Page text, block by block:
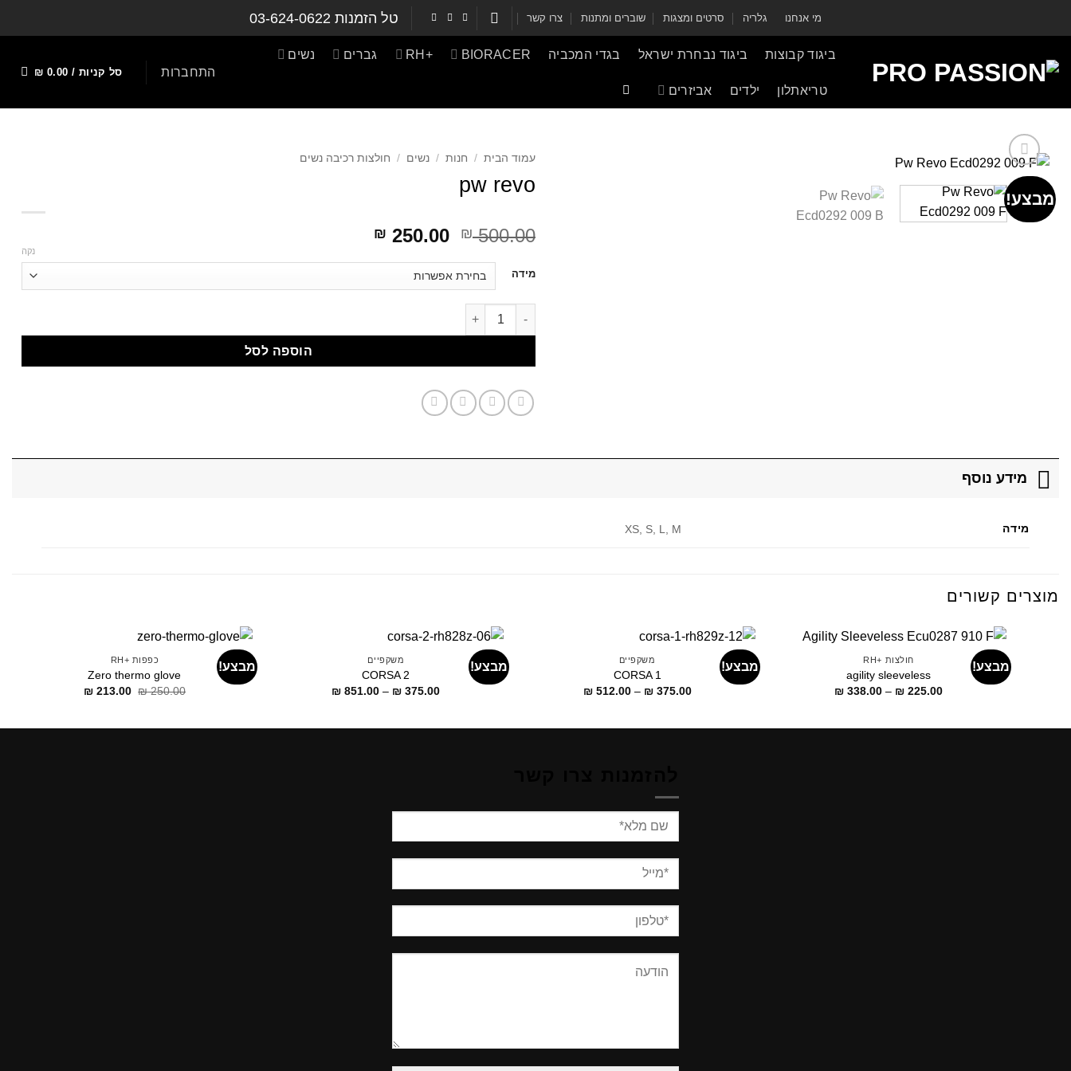
מי אנחנו גלריה סרטים ומצגות שוברים ומתנות צרו קשר טל הזמנות 03-624-0622
ביגוד קבוצות ביגוד נבחרת ישראל בגדי המכביה BIORACER
+RH גברים נשים
טריאתלון ילדים אביזרים
התחברות סל קניות / ₪ 0.00
מבצע!
עמוד הבית / חנות / נשים / חולצות רכיבה נשים
pw revo
₪500.00
דילוג
₪ 250.00
מידה
נקה
דילוג לתוכן
הוספה לסל
מידע נוסף
מידה XS, S, L, M
מוצרים קשורים
מבצע! חולצות +RH
agility sleeveless
₪ 225.00
–
₪ 338.00
דילוג
מבצע! משקפיים
CORSA 1
₪375.00
–
₪512.00
מבצע! משקפיים
CORSA 2
₪ 375.00
–
₪ 851.00
דילוג
מבצע! כפפות +RH
Zero thermo glove
₪250.00
דילוג
₪213.00